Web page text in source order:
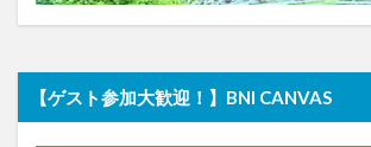
【ゲスト参加大歓迎！】BNI CANVAS